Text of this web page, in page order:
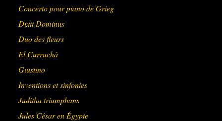
Concerto pour piano de Grieg
Dixit Dominus
Duo des fleurs
El Curruchá
Giustino
Inventions et sinfonies
Juditha triumphans
Jules César en Égypte